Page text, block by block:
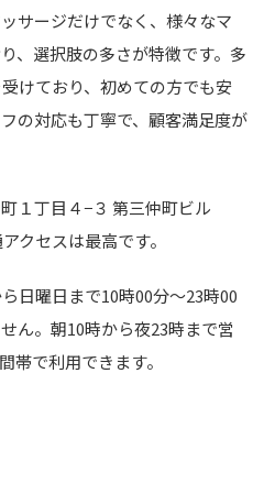
サージだけでなく、様々なマ
、選択肢の多さが特徴です。多
けており、初めての方でも安
の対応も丁寧で、顧客満足度が
１丁目４−３ 第三仲町ビル
クセスは最高です。
日曜日まで10時00分～23時00
ん。朝10時から夜23時まで営
帯で利用できます。